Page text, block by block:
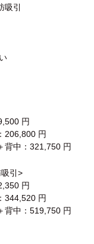
吸引
円
206,800 円
背中：321,750 円
引>
円
344,520 円
背中：519,750 円